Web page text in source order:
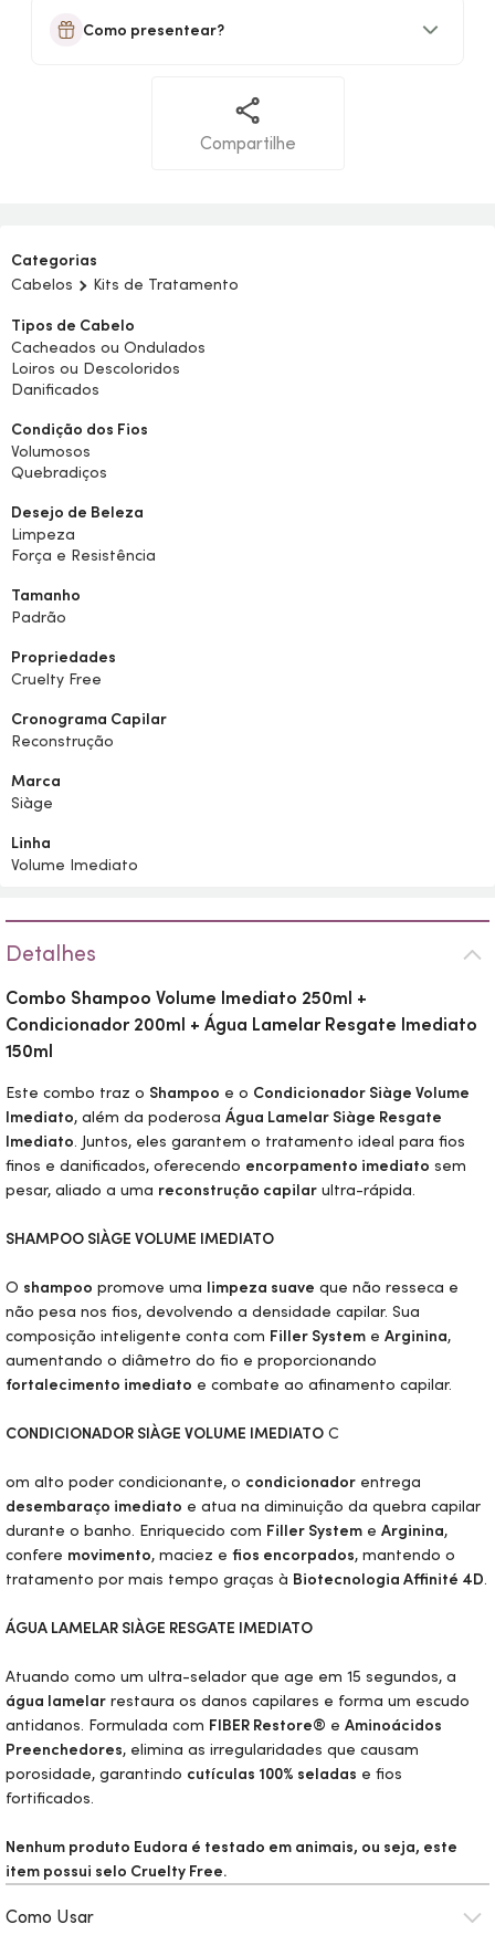
Como presentear?
Compartilhe
Categorias
Cabelos
Kits de Tratamento
Tipos de Cabelo
Cacheados ou Ondulados
Loiros ou Descoloridos
Danificados
Condição dos Fios
Volumosos
Quebradiços
Desejo de Beleza
Limpeza
Força e Resistência
Tamanho
Padrão
Propriedades
Cruelty Free
Cronograma Capilar
Reconstrução
Marca
Siàge
Linha
Volume Imediato
Detalhes
Combo Shampoo Volume Imediato 250ml +
Condicionador 200ml + Água Lamelar Resgate Imediato
150ml
Este combo traz o Shampoo e o Condicionador Siàge Volume
Imediato, além da poderosa Água Lamelar Siàge Resgate
Imediato. Juntos, eles garantem o tratamento ideal para fios
finos e danificados, oferecendo encorpamento imediato sem
pesar, aliado a uma reconstrução capilar ultra-rápida.
SHAMPOO SIÀGE VOLUME IMEDIATO
O shampoo promove uma limpeza suave que não resseca e
não pesa nos fios, devolvendo a densidade capilar. Sua
composição inteligente conta com Filler System e Arginina,
aumentando o diâmetro do fio e proporcionando
fortalecimento imediato e combate ao afinamento capilar.
CONDICIONADOR SIÀGE VOLUME IMEDIATO C
om alto poder condicionante, o condicionador entrega
desembaraço imediato e atua na diminuição da quebra capilar
durante o banho. Enriquecido com Filler System e Arginina,
confere movimento, maciez e fios encorpados, mantendo o
tratamento por mais tempo graças à Biotecnologia Affinité 4D.
ÁGUA LAMELAR SIÀGE RESGATE IMEDIATO
Atuando como um ultra-selador que age em 15 segundos, a
água lamelar restaura os danos capilares e forma um escudo
antidanos. Formulada com FIBER Restore® e Aminoácidos
Preenchedores, elimina as irregularidades que causam
porosidade, garantindo cutículas 100% seladas e fios
fortificados.
Nenhum produto Eudora é testado em animais, ou seja, este
item possui selo Cruelty Free.
Como Usar